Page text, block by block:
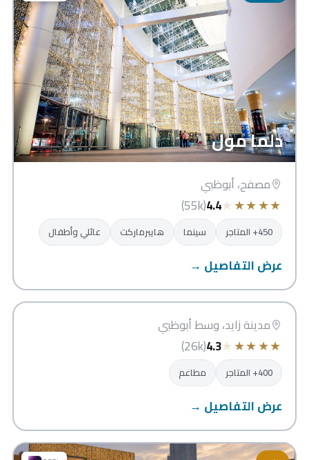
دلما مول
مصفح، أبوظبي
★
★
★
★
★
4.4
(55k)
450+ المتاجر سينما هايبرماركت عائلي وأطفال
عرض التفاصيل →
أبوظبي
مركز مدينة زايد للتسوق والذهب
مدينة زايد، وسط أبوظبي
★
★
★
★
★
4.3
(26k)
400+ المتاجر مطاعم
عرض التفاصيل →